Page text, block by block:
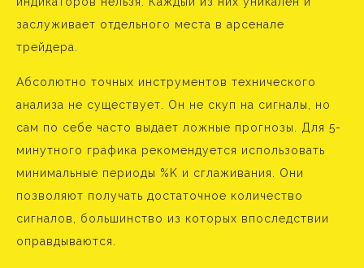
заслуживает отдельного места в арсенале
трейдера.
Абсолютно точных инструментов технического
анализа не существует. Он не скуп на сигналы, но
сам по себе часто выдает ложные прогнозы. Для 5-
минутного графика рекомендуется использовать
минимальные периоды %K и сглаживания. Они
позволяют получать достаточное количество
сигналов, большинство из которых впоследствии
оправдываются.